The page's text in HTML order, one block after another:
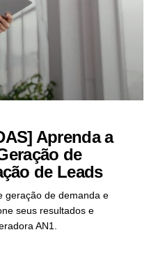
Aprenda a
de
de Leads
geração de demanda e
seus resultados e
AN1.